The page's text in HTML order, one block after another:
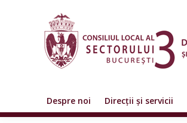
Despre noi Direcții și servicii